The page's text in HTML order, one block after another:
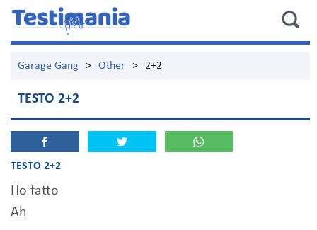
Garage Gang > Other > 2+2
TESTO 2+2
TESTO 2+2
Ho fatto
Ah